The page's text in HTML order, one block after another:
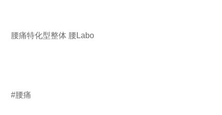
腰痛特化型整体 腰Labo
#腰痛